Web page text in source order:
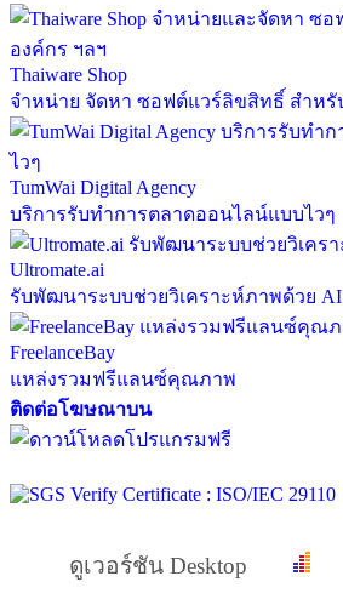
Thaiware Shop
จำหน่าย จัดหา ซอฟต์แวร์ลิขสิทธิ์ สำหรั
TumWai Digital Agency
บริการรับทำการตลาดออนไลน์แบบไวๆ
Ultromate.ai
รับพัฒนาระบบช่วยวิเคราะห์ภาพด้วย AI
FreelanceBay
แหล่งรวมฟรีแลนซ์คุณภาพ
ติดต่อโฆษณาบน
ดูเวอร์ชัน Desktop